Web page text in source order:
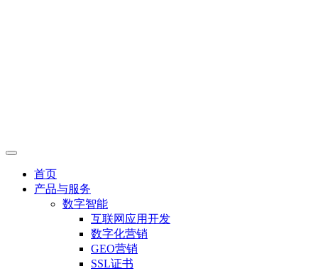
首页
产品与服务
数字智能
互联网应用开发
数字化营销
GEO营销
SSL证书